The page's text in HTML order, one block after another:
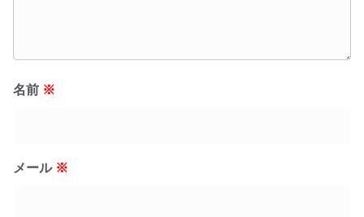
名前 ※
メール ※